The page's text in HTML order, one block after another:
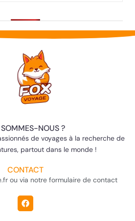
NOUS ?
de voyages à la recherche de
partout dans le monde !
CONTACT
ou via notre formulaire de contact